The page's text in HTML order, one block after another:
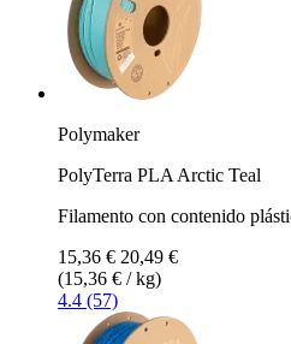
Polymaker
PolyTerra PLA Arctic Teal
Filamento con contenido
15,36 € 20,49 €
(15,36 € / kg)
4.4 (57)